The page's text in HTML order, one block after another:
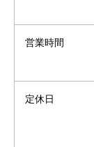
営業時間
定休日